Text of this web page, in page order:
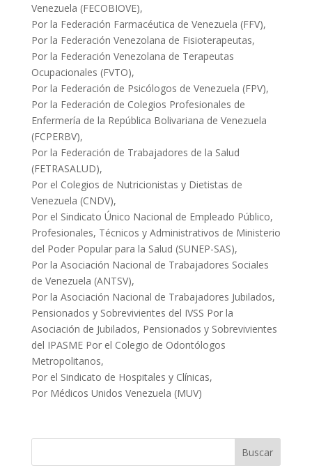
Venezuela (FECOBIOVE),
Por la Federación Farmacéutica de Venezuela (FFV),
Por la Federación Venezolana de Fisioterapeutas,
Por la Federación Venezolana de Terapeutas
Ocupacionales (FVTO),
Por la Federación de Psicólogos de Venezuela (FPV),
Por la Federación de Colegios Profesionales de
Enfermería de la República Bolivariana de Venezuela
(FCPERBV),
Por la Federación de Trabajadores de la Salud
(FETRASALUD),
Por el Colegios de Nutricionistas y Dietistas de
Venezuela (CNDV),
Por el Sindicato Único Nacional de Empleado Público,
Profesionales, Técnicos y Administrativos de Ministerio
del Poder Popular para la Salud (SUNEP-SAS),
Por la Asociación Nacional de Trabajadores Sociales
de Venezuela (ANTSV),
Por la Asociación Nacional de Trabajadores Jubilados,
Pensionados y Sobrevivientes del IVSS Por la
Asociación de Jubilados, Pensionados y Sobrevivientes
del IPASME Por el Colegio de Odontólogos
Metropolitanos,
Por el Sindicato de Hospitales y Clínicas,
Por Médicos Unidos Venezuela (MUV)
Buscar